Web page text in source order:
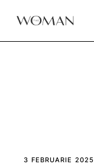
3 FEBRUARIE 2025